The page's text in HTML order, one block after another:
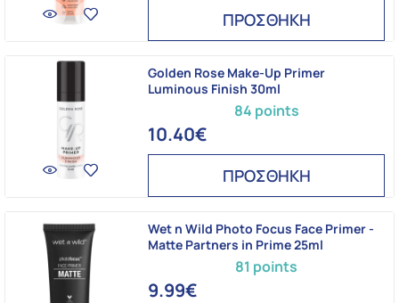
ΠΡΟΣΘΗΚΗ
84 points
Golden Rose Make-Up Primer
Luminous Finish 30ml
10.40€
ΠΡΟΣΘΗΚΗ
81 points
Wet n Wild Photo Focus Face Primer -
Matte Partners in Prime 25ml
9.99€